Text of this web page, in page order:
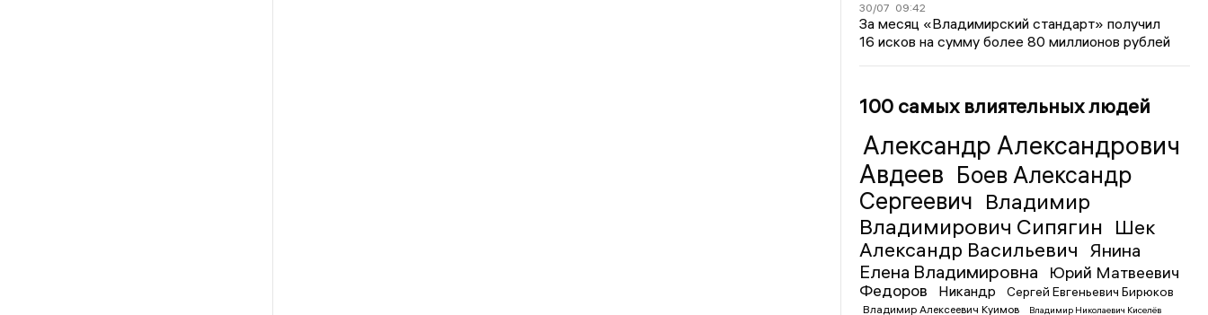
30/07 09:42
За месяц «Владимирский стандарт» получил
16 исков на сумму более 80 миллионов рублей
100 самых влиятельных людей
Александр Александрович
Авдеев Боев Александр
Сергеевич Владимир
Владимирович Сипягин Шек
Александр Васильевич
Янина
Елена Владимировна
Юрий Матвеевич
Федоров
Никандр Сергей Евгеньевич Бирюков
Владимир Алексеевич Куимов Владимир Николаевич Киселёв